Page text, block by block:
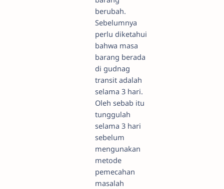
berubah.
Sebelumnya
perlu diketahui
bahwa masa
barang berada
di gudnag
transit adalah
selama 3 hari.
Oleh sebab itu
tunggulah
selama 3 hari
sebelum
mengunakan
metode
pemecahan
masalah